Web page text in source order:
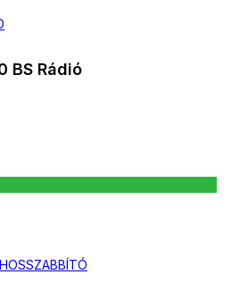
BS Rádió